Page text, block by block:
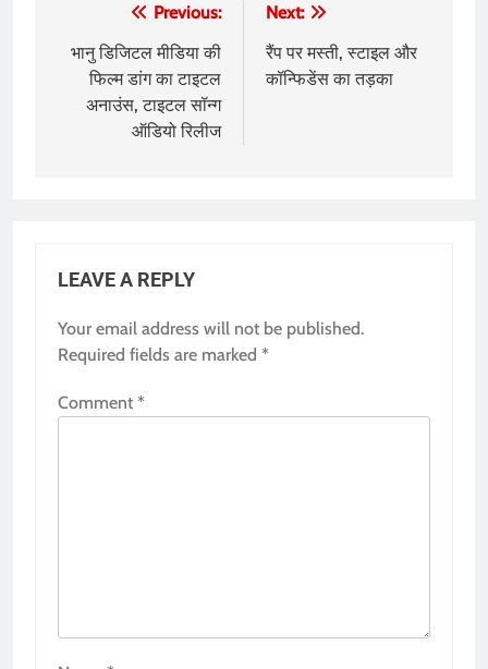
navigation
Previous:
भानु डिजिटल मीडिया की
फिल्म डांग का टाइटल
अनाउंस, टाइटल सॉन्ग
ऑडियो रिलीज
Next:
रैंप पर मस्ती, स्टाइल और
कॉन्फिडेंस का तड़का
LEAVE A REPLY
Your email address will not be published.
Required fields are marked *
Comment *